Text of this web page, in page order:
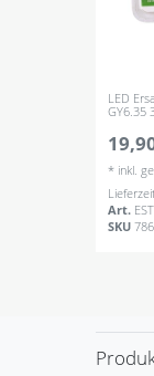
LED
GY6.35
* inkl.
Art.
SKU